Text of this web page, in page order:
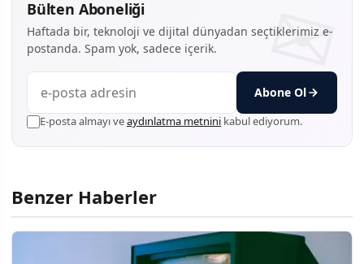
Bülten Aboneliği
Haftada bir, teknoloji ve dijital dünyadan seçtiklerimiz e-
postanda. Spam yok, sadece içerik.
Abone Ol
E-posta almayı veaydınlatma metnini kabul ediyorum.
Benzer Haberler